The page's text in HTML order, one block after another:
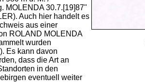
MOLENDA 30.7.[19]87"
Auch hier handelt es
aus einer
ROLAND MOLENDA
wurden
Es kann davon
dass die Art an
in den
eventuell weiter